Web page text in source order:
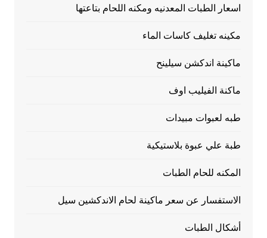
اسعار الطبات المعدنيه ومكنه اللحام بتاعتها
مكينه تغليف كاسات الماء
ماكينة اندكشن سيلينح
ماكنة الفيليب اوف
طبه لعبوات مبيدات
طبة علي عبوة بلاستيكية
المكنه للحام الطبات
الاستفسار عن سعر ماكينة لحام الاندكشين سيل
أشكال الطبات